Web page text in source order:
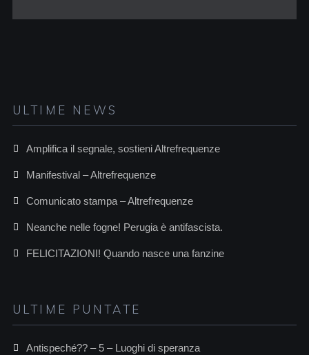
ULTIME NEWS
Amplifica il segnale, sostieni Altrefrequenze
Manifestival – Altrefrequenze
Comunicato stampa – Altrefrequenze
Neanche nelle fogne! Perugia è antifascista.
FELICITAZIONI! Quando nasce una fanzine
ULTIME PUNTATE
Antispeché?? – 5 – Luoghi di speranza